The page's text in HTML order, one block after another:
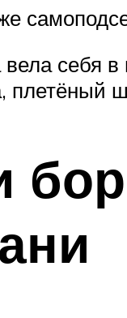
себя в
плетёный